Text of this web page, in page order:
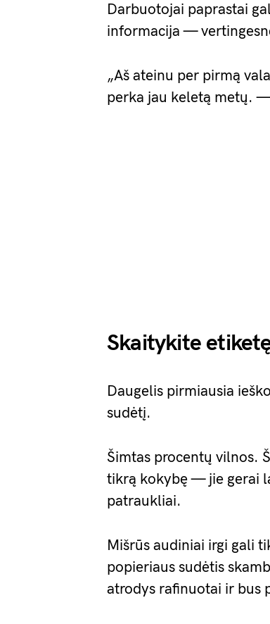
Darbuotojai paprastai
informacija —
„Aš ateinu per pirmą
perka jau keletą metų.
Skaitykite
Daugelis pirmiausia
sudėtį.
Šimtas procentų vilnos.
tikrą kokybę — jie gerai
patraukliai.
Mišrūs audiniai irgi gali
popieriaus sudėtis
atrodys rafinuotai ir bus